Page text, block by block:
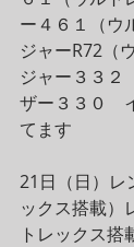
ー４６１（ウ
ジャーR72（
ジャー３３２
ザー３３０　
てます
21日（日）レ
ックス搭載）
トレックス搭